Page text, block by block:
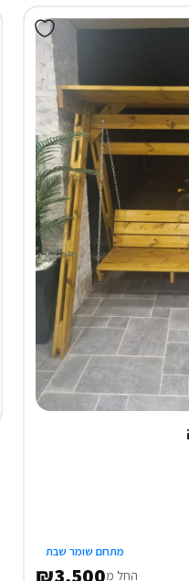
מתחם שומר שבת
החל מ₪3,500